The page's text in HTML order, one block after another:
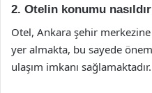
2. Otelin konumu
Otel, Ankara şehir
yer almakta, bu sayede
ulaşım imkanı sağlamaktadır.